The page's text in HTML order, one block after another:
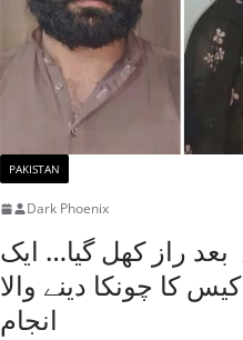
PAKISTAN
Dark Phoenix
راز کھل گیا… ایک
کا چونکا دینے والا
انجام